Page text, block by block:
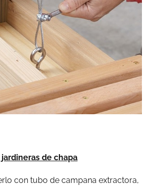
de chapa
con tubo de campana extractora,